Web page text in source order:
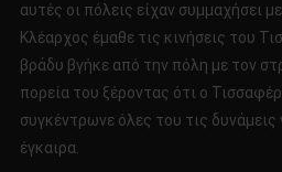
αυτές οι πόλεις είχαν συμμαχήσει
Κλέαρχος έμαθε τις κινήσεις του
βράδυ βγήκε από την πόλη με τον
πορεία του ξέροντας ότι ο
συγκέντρωνε όλες του τις δυνάμεις
έγκαιρα.